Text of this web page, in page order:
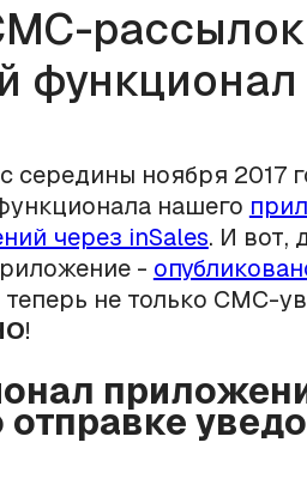
функционал
середины ноября 2017
нашего
через inSales. И вот,
-
не только СМС-
!
отправке